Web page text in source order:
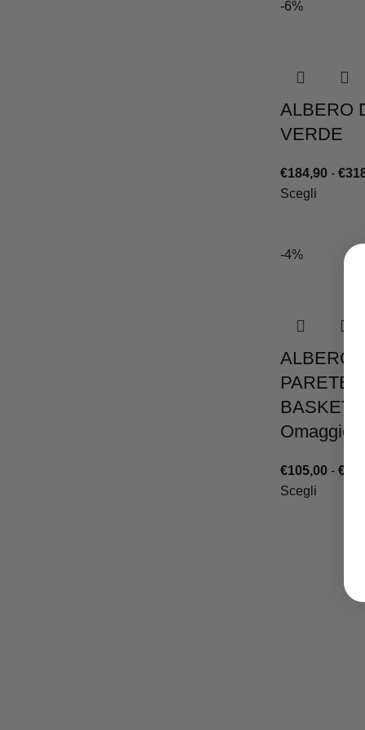
-6%
ALBERO
VERDE
€184,90 - €
Scegli
-4%
ALBERO
PARETE
BASKET
Omaggio)
€105,00 - €
Scegli